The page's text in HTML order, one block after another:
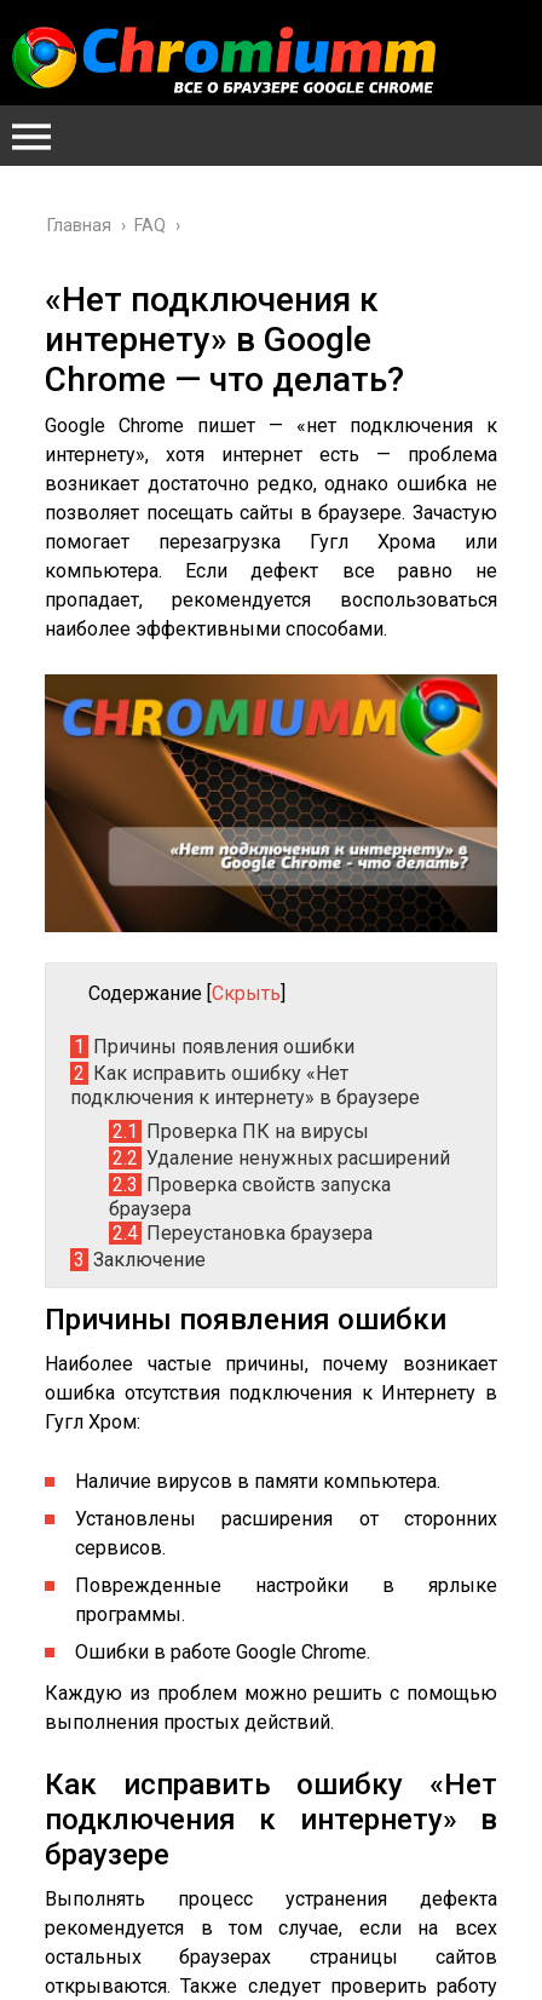
Главная › FAQ ›
«Нет подключения к
интернету» в Google
Chrome — что делать?
Google Chrome пишет — «нет подключения к
интернету», хотя интернет есть — проблема
возникает достаточно редко, однако ошибка не
позволяет посещать сайты в браузере. Зачастую
помогает перезагрузка Гугл Хрома или
компьютера. Если дефект все равно не
пропадает, рекомендуется воспользоваться
наиболее эффективными способами.
Содержание [Скрыть
1
Причины появления ошибки
2 Как исправить ошибку «Нет
подключения к интернету» в браузере
2.1
Проверка ПК на вирусы
2.2 Удаление ненужных расширений
2.3
Проверка свойств запуска
браузера
2.4 Переустановка браузера
3 Заключение
Причины появления ошибки
Наиболее частые причины, почему возникает
ошибка отсутствия подключения к Интернету в
Гугл Хром:
Наличие вирусов в памяти компьютера.
Установлены расширения от сторонних
сервисов.
Поврежденные настройки в ярлыке
программы.
Ошибки в работе Google Chrome.
Каждую из проблем можно решить с помощью
выполнения простых действий.
Как исправить ошибку «Нет
подключения к интернету» в
браузере
Выполнять процесс устранения дефекта
рекомендуется в том случае, если на всех
остальных браузерах страницы сайтов
открываются. Также следует проверить работу